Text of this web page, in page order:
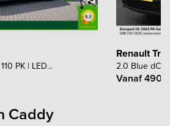
PK | LED...
Renault
2.0 Blue dCi
Vanaf 490
Caddy